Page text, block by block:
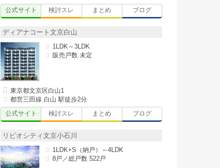
公式サイト
検討スレ まとめ ブログ
ディアナコート文京白山
1LDK～3LDK
販売戸数 未定
東京都文京区白山1
都営三田線 白山 駅徒歩2分
公式サイト
検討スレ まとめ ブログ
リビオシティ文京小石川
1LDK+S（納戸）～4LDK
8戸／総戸数 522戸